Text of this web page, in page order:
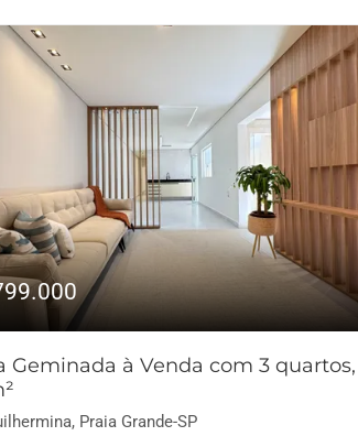
Geminada à Venda com 3 quartos,
Praia Grande-SP